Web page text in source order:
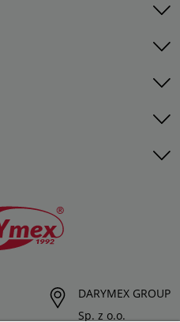
DARYMEX GROUP
Sp. z o.o.